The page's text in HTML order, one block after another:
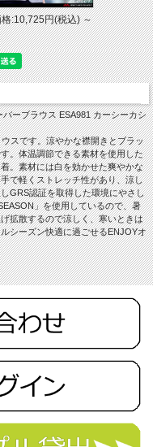
格:10,725円(税込)～
ーブラウス ESA981 カーシーカシ
スです。涼やかな襟開きとブラッ
。体温調節できる素材を使用した
。素材には白を効かせた爽やかな
で軽くストレッチ性があり、涼し
GRS認証を取得した環境にやさし
」を使用しているので、暑
拡散するので涼しく、寒いときは
シーズン快適に過ごせるENJOYオ